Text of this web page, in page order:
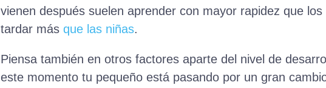
vienen después suelen aprender con mayor rapidez que
tardar más que las niñas.
Piensa también en otros factores aparte del nivel de
este momento tu pequeño está pasando por un gran